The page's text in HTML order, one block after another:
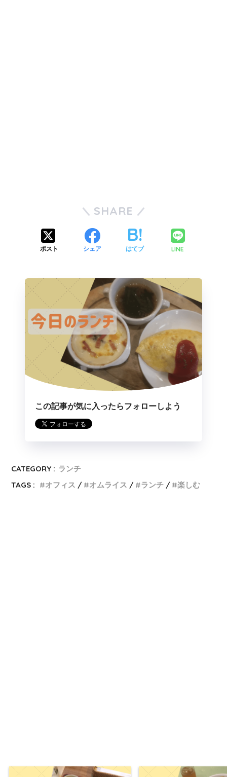
SHARE
ポスト シェア はてブ LINE
この記事が気に入ったらフォローしよう
CATEGORY : ランチ
TAGS :
オフィス オムライス ランチ 楽しむ